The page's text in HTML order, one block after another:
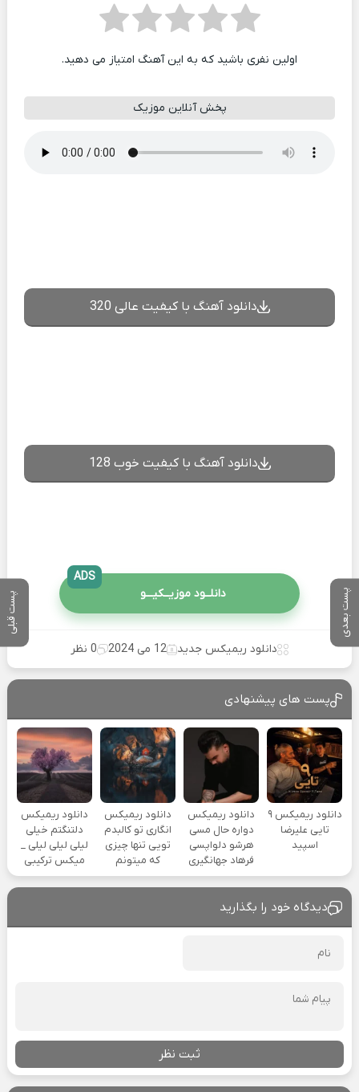
پست بعدی پست قبلی
اولین نفری باشید که به این آهنگ امتیاز می دهید.
پخش آنلاین موزیک
دانلود آهنگ با کیفیت عالی 320
دانلود آهنگ با کیفیت خوب 128
دانلــود موزیــکیـــو
ADS
دانلود ریمیکس جدید 12 می 2024 0 نظر
پست های پیشنهادی
دانلود ریمیکس ۹
تایی علیرضا
اسپید
دانلود ریمیکس
دواره حال مسی
هرشو دلواپسی
فرهاد جهانگیری
دانلود ریمیکس
انگاری تو کالبدم
تویی تنها چیزی
که میتونم
دانلود ریمیکس
دلتنگتم خیلی
لیلی لیلی لیلی _
میکس ترکیبی
دیدگاه خود را بگذارید
ثبت نظر